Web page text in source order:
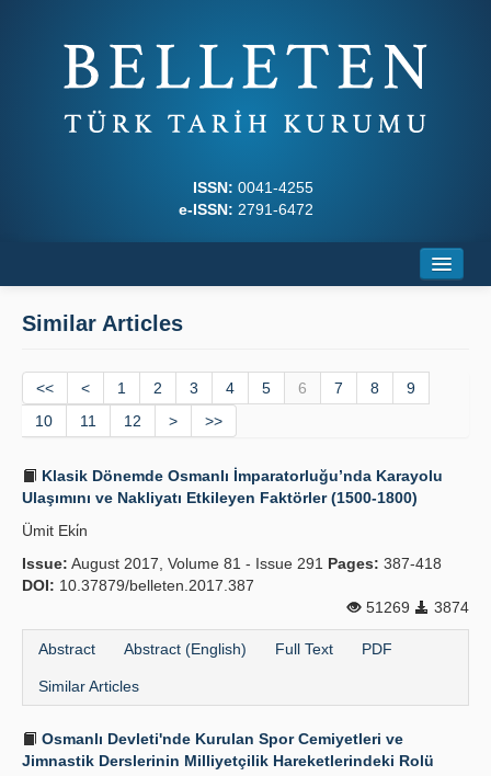
ISSN: 0041-4255
e-ISSN: 2791-6472
Journal Boards
Writing Rules
Principles
Guidelines
Similar Articles
<< < 1 2 3 4 5 6 7 8
9
10
11 12 > >>
Klasik Dönemde Osmanlı İmparatorluğu’nda Karayolu
Ulaşımını ve Nakliyatı Etkileyen Faktörler (1500-1800)
Ümit Eki̇n
Issue: August 2017, Volume 81 - Issue 291 Pages: 387-418
DOI: 10.37879/belleten.2017.387
51269
3874
Abstract Abstract (English) Full Text PDF
Similar Articles
Osmanlı Devleti'nde Kurulan Spor Cemiyetleri ve
Jimnastik Derslerinin Milliyetçilik Hareketlerindeki Rolü